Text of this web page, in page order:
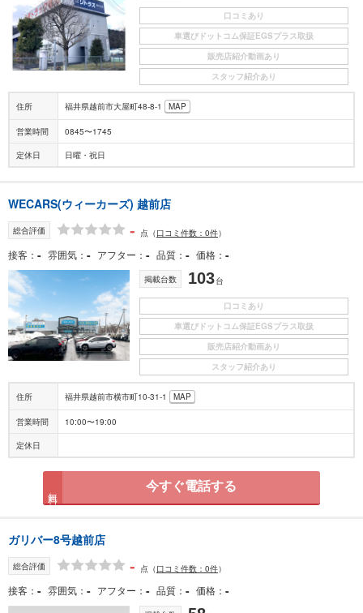
口コミあり
車選びドットコム保証EGSプラス取扱
販売店紹介動画あり
スタッフ紹介あり
住所 福井県越前市大屋町48-8-1 MAP
営業時間 0845〜1745
定休日 日曜・祝日
WECARS(ウィーカーズ) 越前店
総合評価 - 点 （口コミ件数：0件）
接客 - 雰囲気 - アフター - 品質 - 価格 -
掲載台数 103台
口コミあり
車選びドットコム保証EGSプラス取扱
販売店紹介動画あり
スタッフ紹介あり
住所 福井県越前市横市町10-31-1 MAP
営業時間 10:00〜19:00
定休日
今すぐ電話する
ガリバー8号越前店
総合評価 - 点 （口コミ件数：0件）
接客 - 雰囲気 - アフター - 品質 - 価格 -